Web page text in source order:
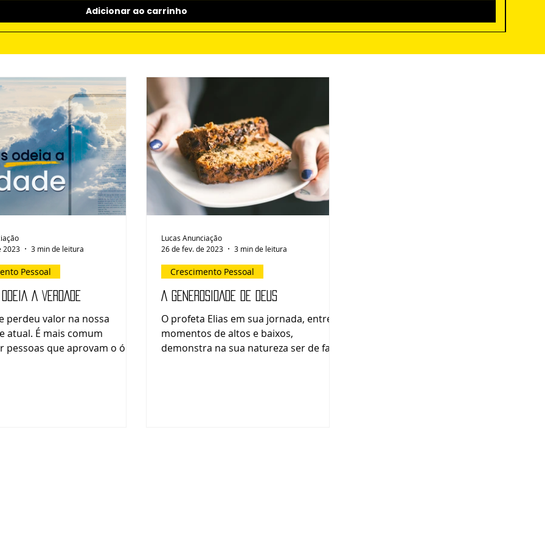
Adicionar ao carrinho
A VERDADE
perdeu valor na nossa
atual. É mais comum
pessoas que aprovam o ódio
Pessoal
2023
3 min de leitura
A GENEROSIDADE DE DEUS
O profeta Elias em sua jornada, entre
momentos de altos e baixos,
demonstra na sua natureza ser de fato
Crescimento Pessoal
Lucas Anunciação
26 de fev. de 2023
3 min de leitura